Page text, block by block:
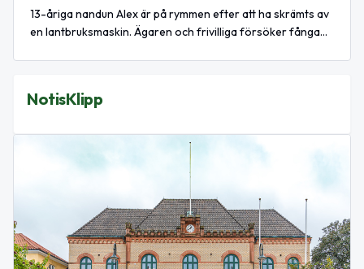
13-åriga nandun Alex är på rymmen efter att ha skrämts av
en lantbruksmaskin. Ägaren och frivilliga försöker fånga
NotisKlipp